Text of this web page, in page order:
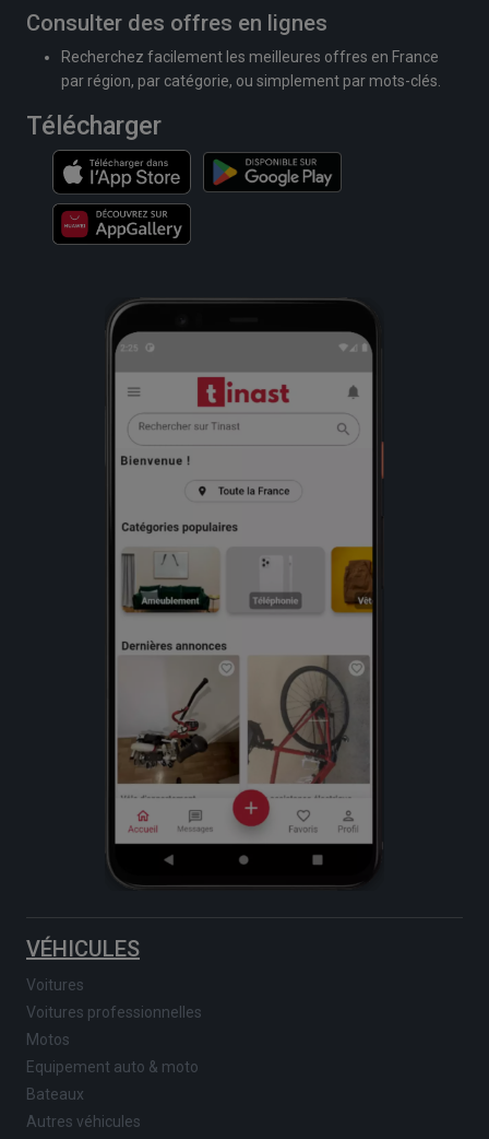
Consulter des offres en lignes
Recherchez facilement les meilleures offres en France
par région, par catégorie, ou simplement par mots-clés.
Télécharger
VÉHICULES
Voitures
Voitures professionnelles
Motos
Equipement auto & moto
Bateaux
Autres véhicules